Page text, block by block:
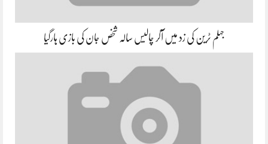
جہلم ٹرین کی زد میں آکر چالیس سالہ شخص جان کی بازی ہارگیا